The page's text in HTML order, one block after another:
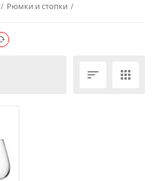
/ Рюмки и стопки /
 